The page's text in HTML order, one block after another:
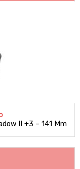
II +3 – 141 Mm